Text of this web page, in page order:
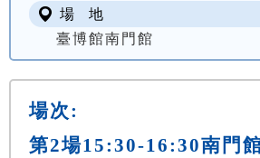
場 地
臺博館南門館
場次:
第2場15:30-16:30南門